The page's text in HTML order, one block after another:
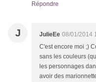
Répondre
J JulieEe 08/01/2014
C'est encore moi ;)
sans les couleurs
les personnages
avoir des